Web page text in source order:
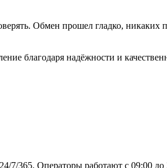
Обмен прошел гладко,
благодаря надёжности и
7/365. Операторы работают с 09:00